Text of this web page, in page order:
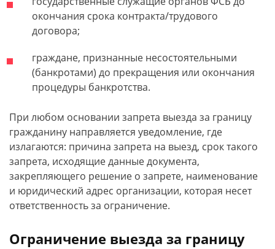
окончания срока контракта/трудового
договора;
граждане, признанные несостоятельными
(банкротами) до прекращения или окончания
процедуры банкротства.
При любом основании запрета выезда за границу
гражданину направляется уведомление, где
излагаются: причина запрета на выезд, срок такого
запрета, исходящие данные документа,
закрепляющего решение о запрете, наименование
и юридический адрес организации, которая несет
ответственность за ограничение.
Ограничение выезда за границу